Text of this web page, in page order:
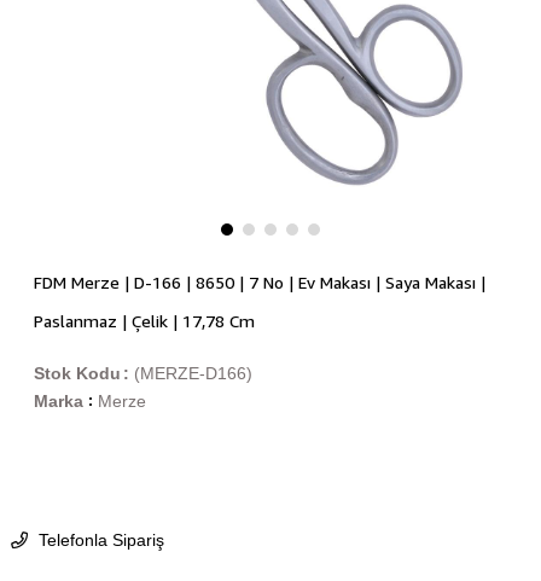
FDM Merze | D-166 | 8650 | 7 No | Ev Makası | Saya Makası |
Paslanmaz | Çelik | 17,78 Cm
(MERZE-D166)
Stok Kodu
Marka : Merze
Telefonla Sipariş